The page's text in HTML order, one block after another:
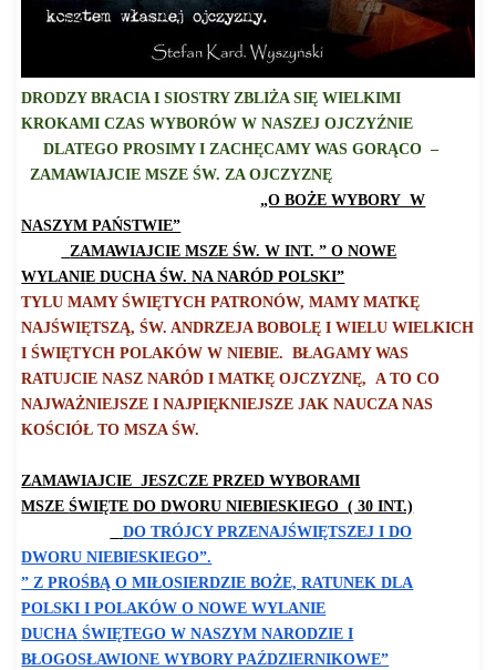
DRODZY BRACIA I SIOSTRY ZBLIŻA SIĘ WIELKIMI
KROKAMI CZAS WYBORÓW W NASZEJ OJCZYŹNIE
DLATEGO PROSIMY I ZACHĘCAMY WAS GORĄCO –
ZAMAWIAJCIE MSZE ŚW. ZA OJCZYZNĘ
„O BOŻE WYBORY W
NASZYM PAŃSTWIE”
ZAMAWIAJCIE MSZE ŚW. W INT. ” O NOWE
WYLANIE DUCHA ŚW. NA NARÓD POLSKI”
TYLU MAMY ŚWIĘTYCH PATRONÓW, MAMY MATKĘ
NAJŚWIĘTSZĄ, ŚW. ANDRZEJA BOBOLĘ I WIELU WIELKICH
I ŚWIĘTYCH POLAKÓW W NIEBIE. BŁAGAMY WAS
RATUJCIE NASZ NARÓD I MATKĘ OJCZYZNĘ,
A TO CO
NAJWAŻNIEJSZE I NAJPIĘKNIEJSZE JAK NAUCZA NAS
KOŚCIÓŁ TO MSZA ŚW.
ZAMAWIAJCIE JESZCZE PRZED WYBORAMI
MSZEŚWIĘTEDODWORU NIEBIESKIEGO ( 30 INT.)
DO TRÓJCY PRZENAJŚWIĘTSZEJ I DO
DWORU NIEBIESKIEGO”.
” Z PROŚBĄ O MIŁOSIERDZIE BOŻE, RATUNEK DLA
POLSKI I POLAKÓW O NOWE WYLANIE
DUCHA ŚWIĘTEGO W NASZYM NARODZIE I
BŁOGOSŁAWIONE WYBORY PAŹDZIERNIKOWE”